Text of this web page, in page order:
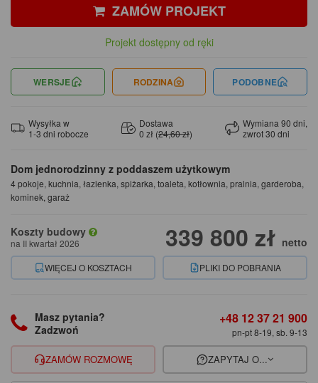
Dom jednorodzinny z poddaszem użytkowym
4 pokoje, kuchnia, łazienka, spiżarka, toaleta, kotłownia, pralnia, garderoba,
kominek, garaż
Koszty budowy
na II kwartał 2026 339 800 zł netto
WIĘCEJ O KOSZTACH PLIKI DO POBRANIA
ZAMÓW PROJEKT
Projekt dostępny od ręki
WERSJE RODZINA PODOBNE
Wysyłka w
1-3 dni robocze
Dostawa
0 zł (24,60 zł)
Wymiana 90 dni,
zwrot 30 dni
Masz pytania?
Zadzwoń
+48 12 37 21 900
pn-pt 8-19, sb. 9-13
ZAMÓW ROZMOWĘ ZAPYTAJ O...